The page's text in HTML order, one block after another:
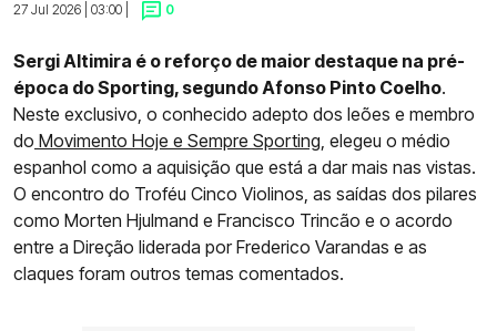
27 Jul 2026 | 03:00 |
0
Sergi Altimira é o reforço de maior destaque na pré-
época do Sporting, segundo Afonso Pinto Coelho.
Neste exclusivo, o conhecido adepto dos leões e membro
do Movimento Hoje e Sempre Sporting , elegeu o médio
espanhol como a aquisição que está a dar mais nas vistas.
O encontro do Troféu Cinco Violinos, as saídas dos pilares
como Morten Hjulmand e Francisco Trincão e o acordo
entre a Direção liderada por Frederico Varandas e as
claques foram outros temas comentados.